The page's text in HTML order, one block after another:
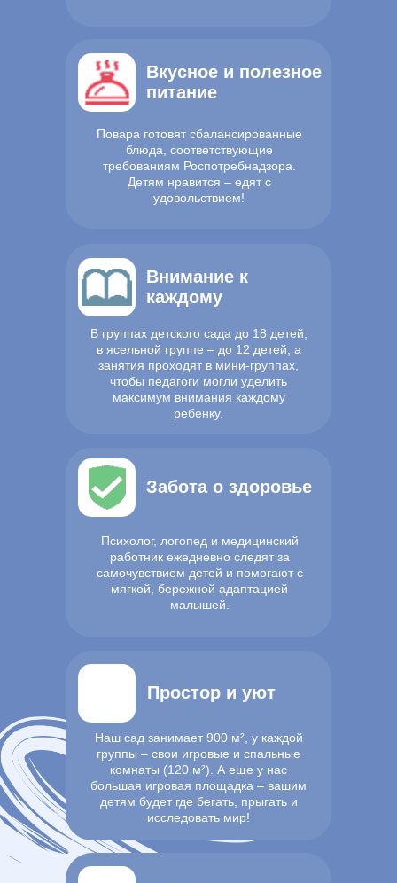
Вкусное и полезное
питание
Повара готовят сбалансированные
блюда, соответствующие
требованиям Роспотребнадзора.
Детям нравится – едят с
удовольствием!
В группах детского сада до 18 детей,
в ясельной группе – до 12 детей, а
занятия проходят в мини-группах,
чтобы педагоги могли уделить
максимум внимания каждому
ребенку.
Внимание к
каждому
Психолог, логопед и медицинский
работник ежедневно следят за
самочувствием детей и помогают с
мягкой, бережной адаптацией
малышей.
Забота о здоровье
Наш сад занимает 900 м², у каждой
группы – свои игровые и спальные
комнаты (120 м²). А еще у нас
большая игровая площадка – вашим
детям будет где бегать, прыгать и
исследовать мир!
Простор и уют